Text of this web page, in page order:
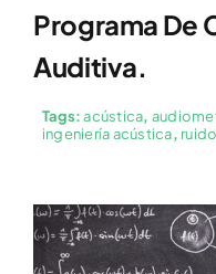
Programa De
Auditiva.
Tags:acústica,
ingeniería acústica, ruido